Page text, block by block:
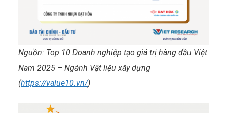
Nguồn: Top 10 Doanh nghiệp tạo giá trị hàng đầu Việt
Nam 2025 – Ngành Vật liệu xây dựng
(https://value10.vn/)